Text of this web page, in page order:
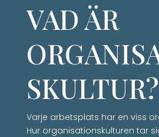
VAD ÄR
SKULTUR?
Varje arbetsplats har en viss
Hur organisationskulturen tar